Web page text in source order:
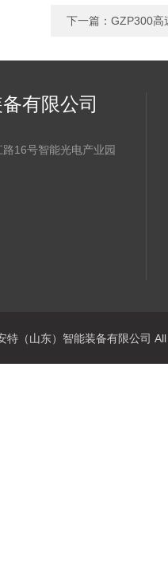
下一篇： GZP300高
有限公司
16号智能光电产业园
特（山东）智能装备有限公